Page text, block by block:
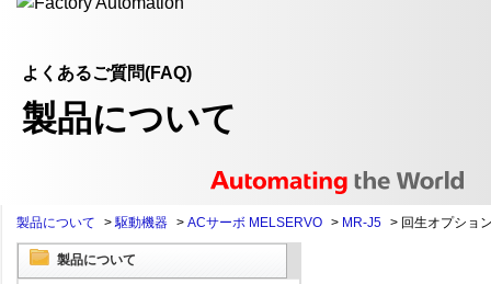
よくあるご質問(FAQ)
製品について
製品について >駆動機器 > ACサーボ MELSERVO > MR-J5 > 回生オプショ
製品について